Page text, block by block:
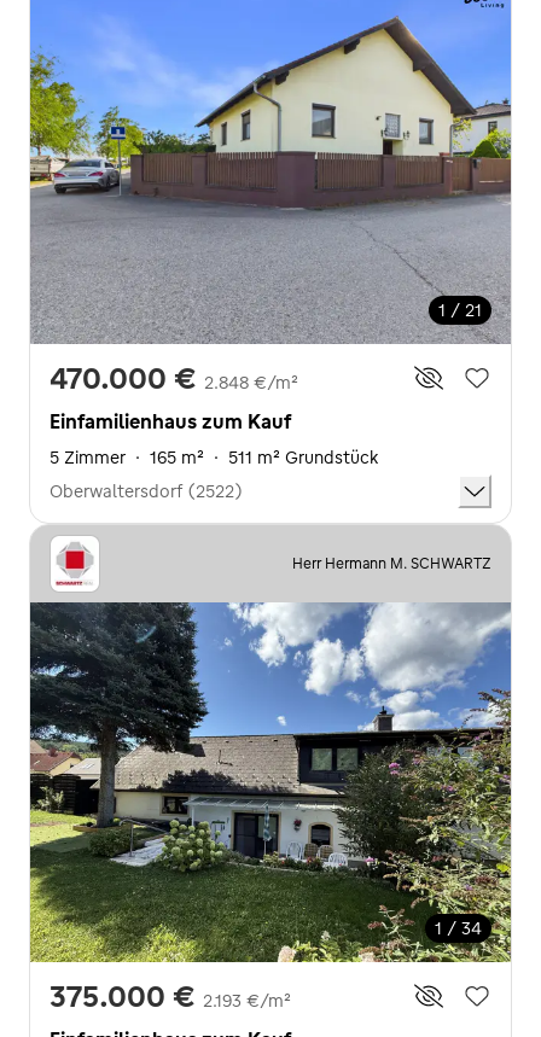
1 / 21
470.000 € 2.848 €/m²
Einfamilienhaus zum Kauf
5 Zimmer · 165 m² · 511 m² Grundstück
Oberwaltersdorf (2522)
Herr Hermann M. SCHWARTZ
1 / 34
375.000 € 2.193 €/m²